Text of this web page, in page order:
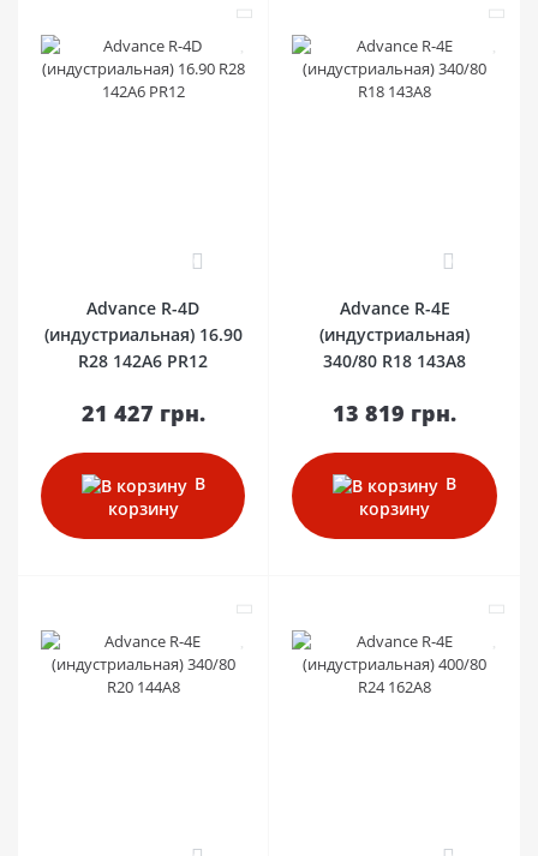
Advance R-4D
(индустриальная) 16.90
R28 142A6 PR12
21 427 грн.
В
корзину
Advance R-4E
(индустриальная)
340/80 R18 143A8
13 819 грн.
В
корзину